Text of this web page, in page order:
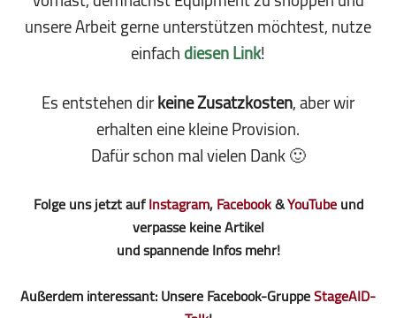
unsere Arbeit gerne unterstützen möchtest, nutze
einfachdiesen Link!
Es entstehen dirkeine Zusatzkosten, aber wir
erhalten eine kleine Pro­vi­sion.
Dafür schon mal vielen Dank 🙂
Folge uns jetzt aufInstagram,Facebook&YouTubeund
verpasse keine Artikel
und spannende Infos mehr!
Außerdem interessant: Unsere Facebook-GruppeStageAID-